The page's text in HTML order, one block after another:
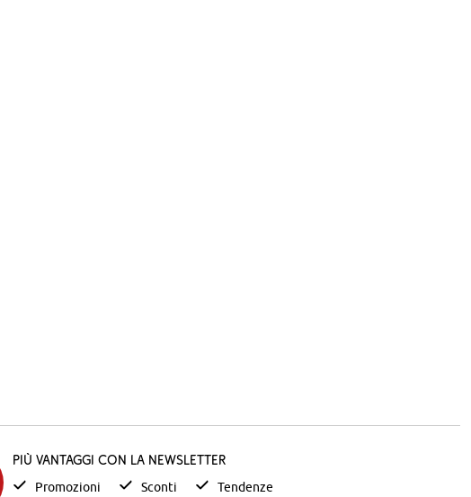
Più vantaggi con la newsletter
Promozioni Sconti Tendenze